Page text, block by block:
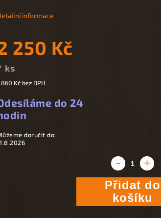
250 Kč
ks
860 Kč bez DPH
do 24
doručit do:
Přidat do
košíku
informace